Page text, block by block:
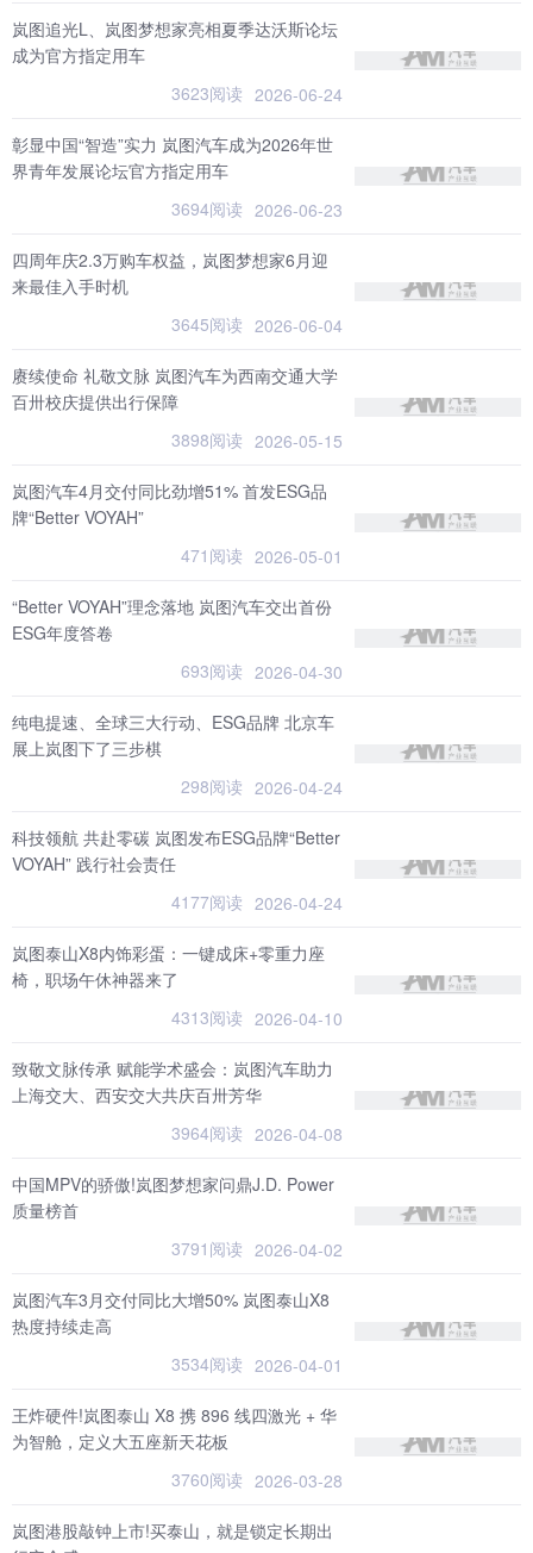
岚图追光L、岚图梦想家亮相夏季达沃斯论坛
成为官方指定用车
3623阅读 2026-06-24
彰显中国“智造”实力 岚图汽车成为2026年世
界青年发展论坛官方指定用车
3694阅读 2026-06-23
四周年庆2.3万购车权益，岚图梦想家6月迎
来最佳入手时机
3645阅读 2026-06-04
赓续使命 礼敬文脉 岚图汽车为西南交通大学
百卅校庆提供出行保障
3898阅读 2026-05-15
岚图汽车4月交付同比劲增51% 首发ESG品
牌“Better VOYAH”
471阅读 2026-05-01
“Better VOYAH”理念落地 岚图汽车交出首份
ESG年度答卷
693阅读 2026-04-30
纯电提速、全球三大行动、ESG品牌 北京车
展上岚图下了三步棋
298阅读 2026-04-24
科技领航 共赴零碳 岚图发布ESG品牌“Better
VOYAH” 践行社会责任
4177阅读 2026-04-24
岚图泰山X8内饰彩蛋：一键成床+零重力座
椅，职场午休神器来了
4313阅读 2026-04-10
致敬文脉传承 赋能学术盛会：岚图汽车助力
上海交大、西安交大共庆百卅芳华
3964阅读 2026-04-08
中国MPV的骄傲!岚图梦想家问鼎J.D. Power
质量榜首
3791阅读 2026-04-02
岚图汽车3月交付同比大增50% 岚图泰山X8
热度持续走高
3534阅读 2026-04-01
王炸硬件!岚图泰山 X8 携 896 线四激光 + 华
为智舱，定义大五座新天花板
3760阅读 2026-03-28
岚图港股敲钟上市!买泰山，就是锁定长期出